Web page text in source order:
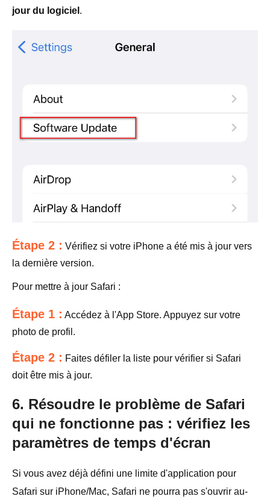
jour du logiciel .
Étape 2 : Vérifiez si votre iPhone a été mis à jour vers
la dernière version.
Pour mettre à jour Safari :
Étape 1 : Accédez à l'App Store. Appuyez sur votre
photo de profil.
Étape 2 : Faites défiler la liste pour vérifier si Safari
doit être mis à jour.
6. Résoudre le problème de Safari
qui ne fonctionne pas : vérifiez les
paramètres de temps d'écran
Si vous avez déjà défini une limite d'application pour
Safari sur iPhone/Mac, Safari ne pourra pas s'ouvrir au-